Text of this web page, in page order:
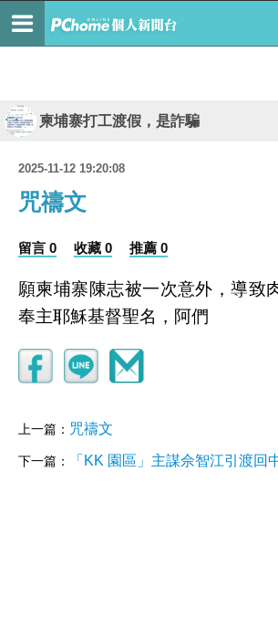
柬埔寨打工渡假，是詐騙
2025-11-12 19:20:08
咒禱文
留言 0 收藏 0 推薦 0
願柬埔寨陳志被一次意外，導致
奉主耶穌基督聖名，阿們
上一篇： 咒禱文
下一篇： 「KK 園區」主謀佘智江引渡回中國 涉操控跨國詐騙